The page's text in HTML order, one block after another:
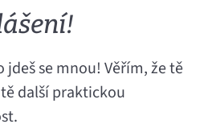
jdeš se mnou! Věřím, že tě
další praktickou